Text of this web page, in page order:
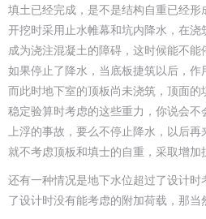
填土已经完成，是不是结构自重已经形
开挖时采用止水帷幕和坑内降水，在浇
成为浇注混凝土的障碍，这时候能不能
如果停止了降水，当底板捷筑以后，
而此时地下室的顶板尚未浇筑，顶面
稳定验算时考虑的这些重力，你说会
上浮的事故，要么不停止降水，以后
就不考虑顶板和填士的自重，采取增加
还有一种情况是地下水位超过了设计
了设计时没有能考虑的附加荷载，那当